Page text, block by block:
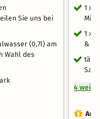
Sie uns bei
(0,7l) am
Wahl des
1 x
1 x
&
4